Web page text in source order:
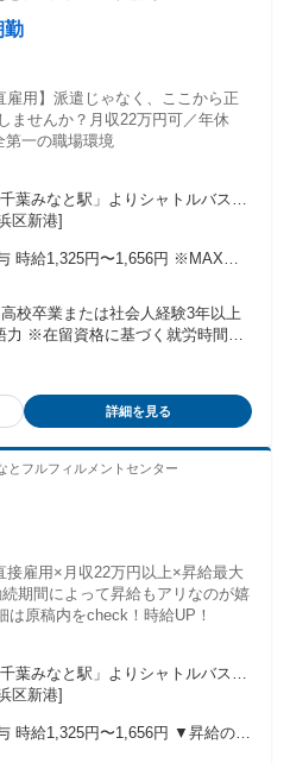
が心配…という方も安心！ ◆し
け。 深夜帯を選んで効率よく稼
正しく働くのも、全部あなた次
勤
雇用】派遣じゃなく、ここから正
ませんか？月収22万円可／年休
第一の職場環境
葉みなと駅」よりシャトルバス約
葉駅」よりシャトルバス約20～30
区新港]
1,325円〜1,656円 ※MAX時
校卒業または社会人経験3年以上
力 ※在留資格に基づく就労時間・
方 ・デスクワークよりアクティブ
黙々作業が得意な方 ・ルールや時
勤務条件を満たせない場合は、
ベル貼り・シール貼りなどの軽作
です！ その他、 工場で
立・加工など）や、 簡単なライ
詳細を見る
とフルフィルメントセンター
接雇用×月収22万円以上×昇給最大
期間によって昇給もアリなのが嬉
は原稿内をcheck！時給UP！
葉みなと駅」よりシャトルバス約
葉駅」よりシャトルバス約20～30
区新港]
円〜1,656円 ▼昇給の条